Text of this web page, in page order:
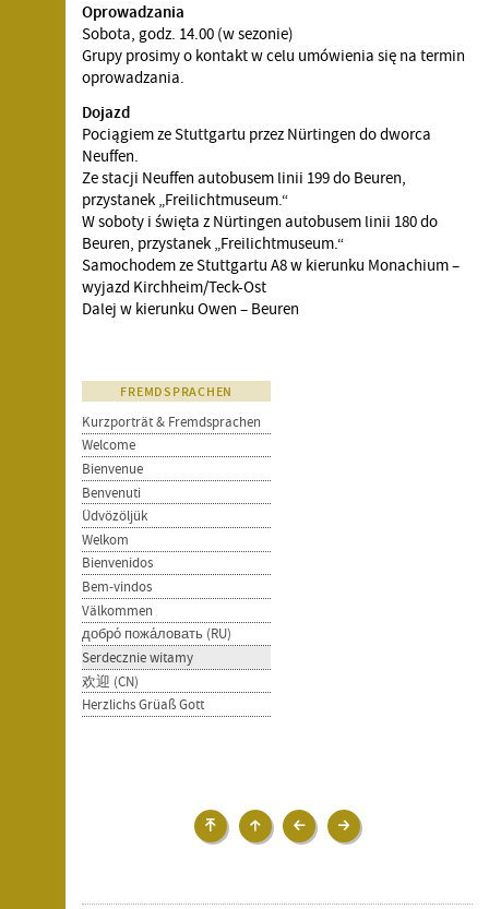
Oprowadzania
Sobota, godz. 14.00 (w sezonie)
Grupy prosimy o kontakt w celu umówienia się na termin
oprowadzania.
Dojazd
Pociągiem ze Stuttgartu przez Nürtingen do dworca
Neuffen.
Ze stacji Neuffen autobusem linii 199 do Beuren,
przystanek „Freilichtmuseum.“
W soboty i święta z Nürtingen autobusem linii 180 do
Beuren, przystanek „Freilichtmuseum.“
Samochodem ze Stuttgartu A8 w kierunku Monachium –
wyjazd Kirchheim/Teck-Ost
Dalej w kierunku Owen – Beuren
FREMDSPRACHEN
Kurzporträt & Fremdsprachen
Welcome
Bienvenue
Benvenuti
Üdvözöljük
Welkom
Bienvenidos
Bem-vindos
Välkommen
добро́ пожа́ловать (RU)
Serdecznie witamy
欢迎 (CN)
Herzlichs Grüaß Gott
Ihr
Besuch
Ihr
Besuch
добро́
пожа́ловать
欢迎
(CN)